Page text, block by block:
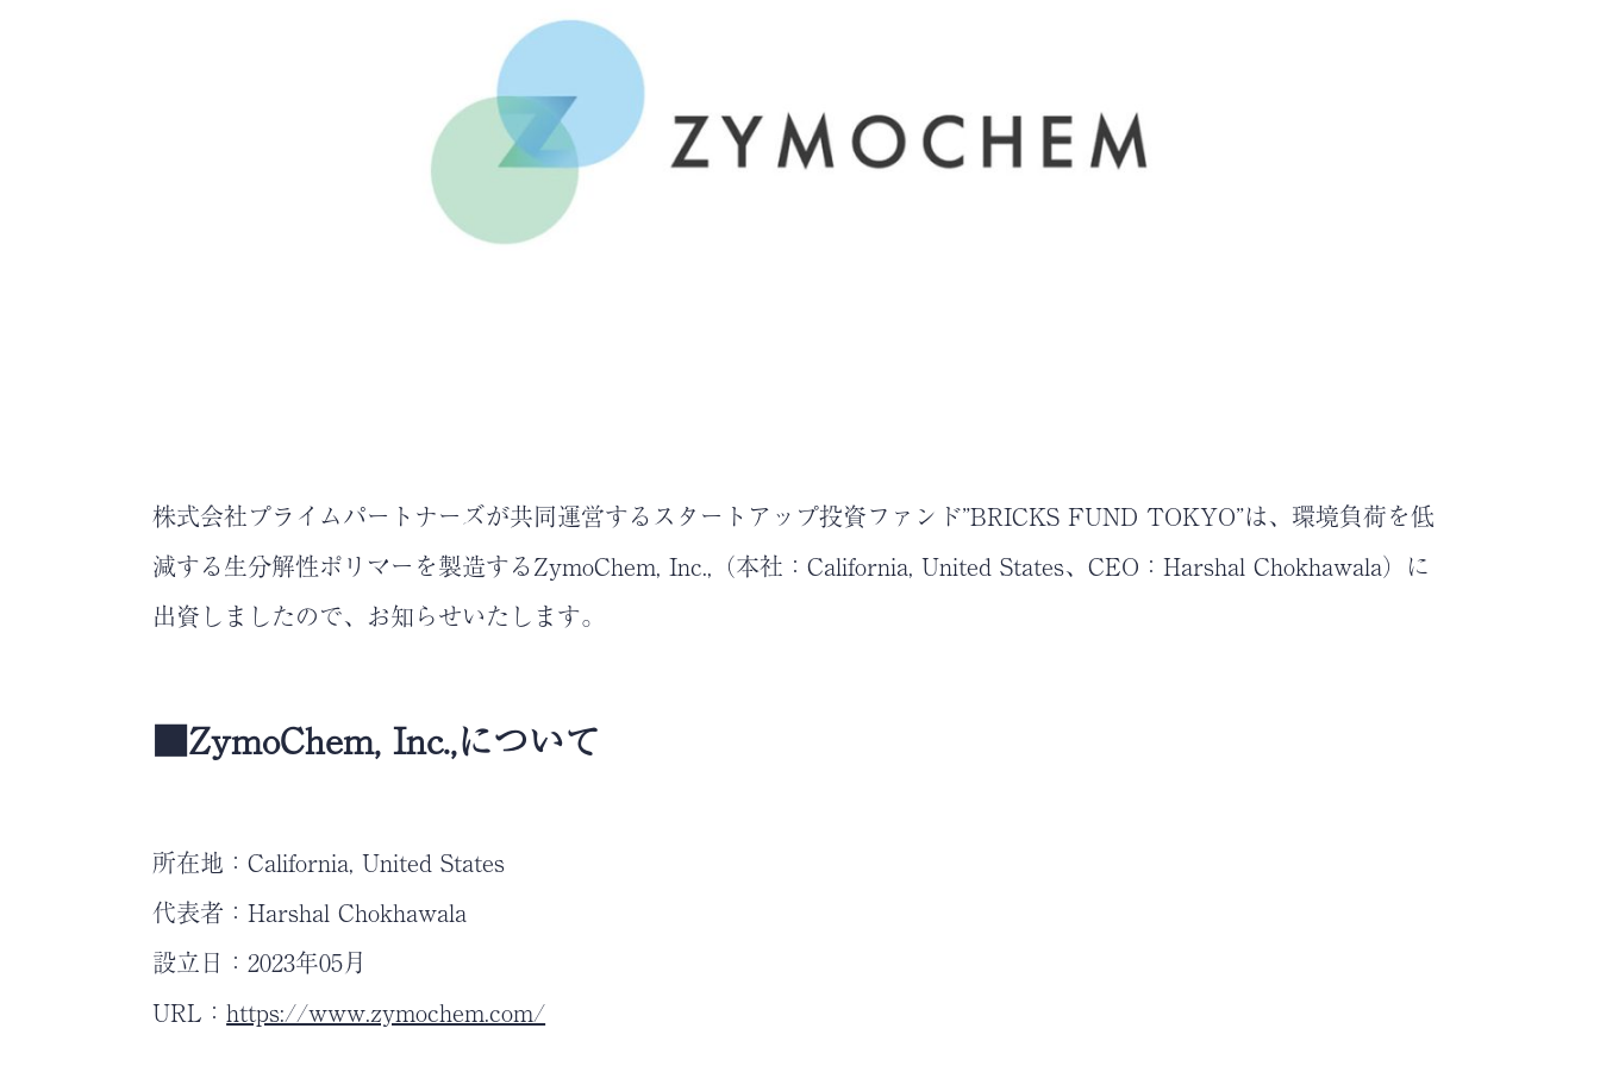
株式会社プライムパートナーズが共同運営するスタートアップ投資ファンド”BRICKS FUND TOKYO”は、環境負荷を低
減する生分解性ポリマーを製造するZymoChem, Inc.,（本社：California, United States、CEO：Harshal Chokhawala）に
出資しましたので、お知らせいたします。
■ZymoChem, Inc.,について
所在地：California, United States
代表者：Harshal Chokhawala
設立日：2023年05月
URL：https://www.zymochem.com/